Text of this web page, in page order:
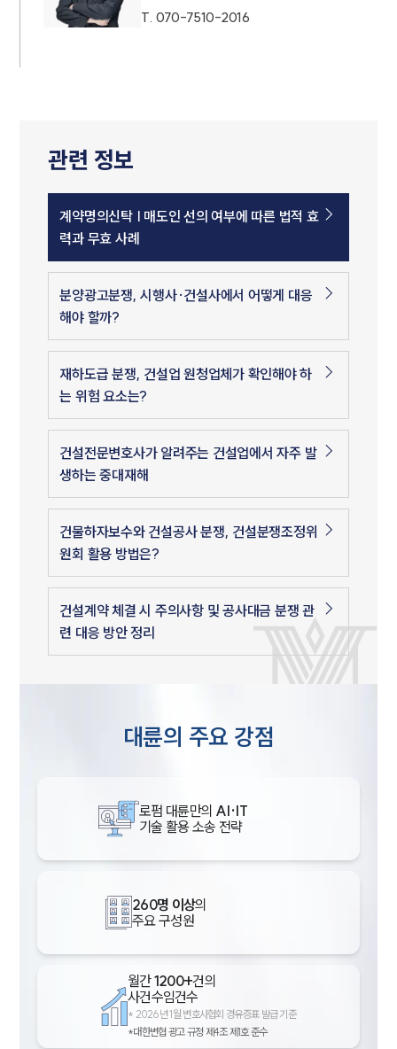
T. 070-7510-2016
관련 정보
계약명의신탁 | 매도인 선의 여부에 따른 법적 효
력과 무효 사례
분양광고분쟁, 시행사·건설사에서 어떻게 대응
해야 할까?
재하도급 분쟁, 건설업 원청업체가 확인해야 하
는 위험 요소는?
건설전문변호사가 알려주는 건설업에서 자주 발
생하는 중대재해
건물하자보수와 건설공사 분쟁, 건설분쟁조정위
원회 활용 방법은?
건설계약 체결 시 주의사항 및 공사대금 분쟁 관
련 대응 방안 정리
대륜의 주요 강점
로펌 대륜만의 AI·IT
기술 활용 소송 전략
260명 이상의
주요 구성원
월간1200+건의
사건수임건수
* 2026년 1월 변호사협회 경유증표 발급 기준
*대한변협 광고 규정 제4조 제1호 준수